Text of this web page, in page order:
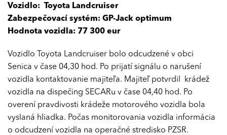
Vozidlo: Toyota Landcruiser
Zabezpečovací systém: GP-Jack optimum
Hodnota vozidla: 77 300 eur
Vozidlo Toyota Landcruiser bolo odcudzené v obci
Senica v čase 04,30 hod. Po prijatí signálu o narušení
vozidla kontaktovanie majiteľa. Majiteľ potvrdil krádež
vozidla na dispečing SECARu v čase 04,40 hod. Po
overení pravdivosti krádeže motorového vozidla bola
vyslaná hliadka. Počas monitorovania vozidla informácia
o odcudzení vozidla na operačné stredisko PZSR.